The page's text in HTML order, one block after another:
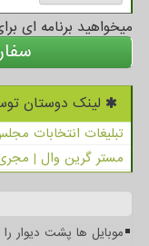
میخواهید برنامه ای
لینک دوستان
تبلیغات انتخابات
مستر گرین وال |
موبایل ها پشت دیوار را